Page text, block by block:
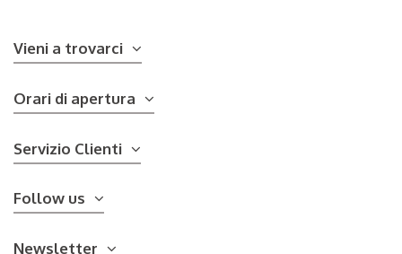
Vieni a trovarci
Orari di apertura
Servizio Clienti
Follow us
Newsletter